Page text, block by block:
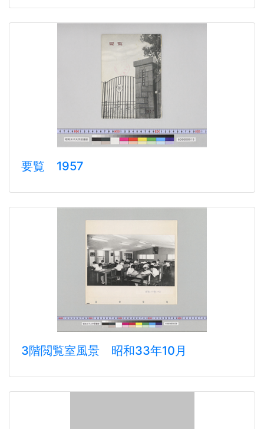
要覧 1957
3階閲覧室風景 昭和33年10月